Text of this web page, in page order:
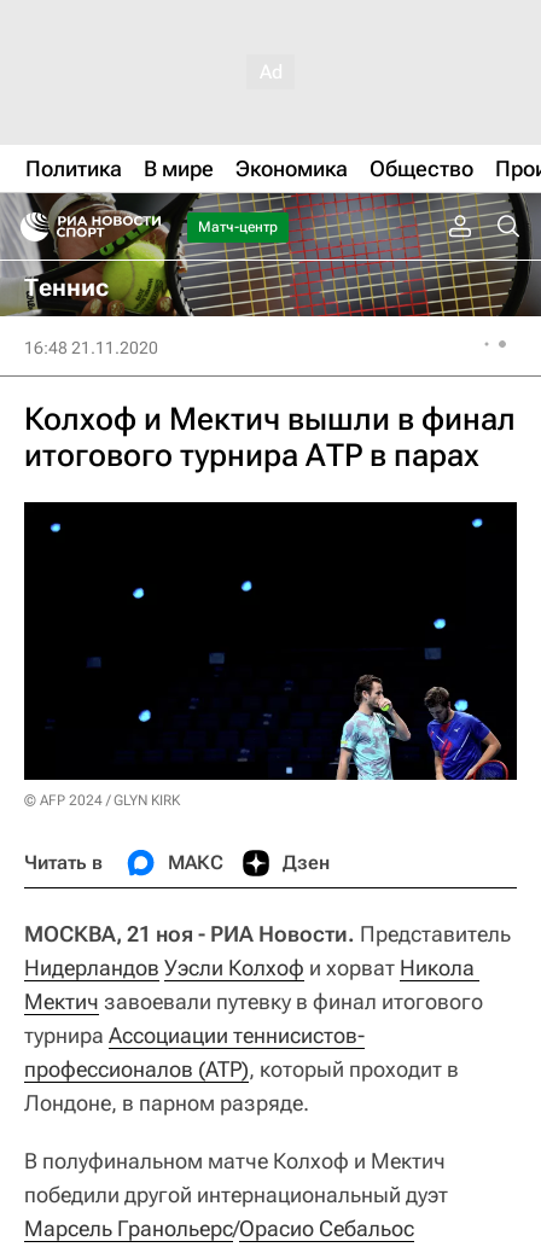
Политика В мире Экономика Общество
Матч-центр
Теннис
16:48 21.11.2020
Колхоф и Мектич вышли в финал
итогового турнира АТР в парах
© AFP 2024 / GLYN KIRK
Читать в МАКС Дзен
МОСКВА, 21 ноя - РИА Новости. Представитель
Нидерландов Уэсли Колхоф и хорват Никола
Мектич завоевали путевку в финал итогового
турнира Ассоциации теннисистов-
профессионалов (ATP), который проходит в
Лондоне, в парном разряде.
В полуфинальном матче Колхоф и Мектич
победили другой интернациональный дуэт
Марсель Гранольерс/Орасио Себальос